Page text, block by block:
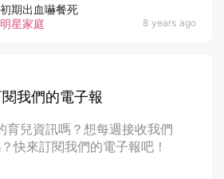
明星家庭 8 years ago
初期出血嚇餐死
我們的電子報
育兒資訊嗎？想每週接收我們
快來訂閱我們的電子報吧！